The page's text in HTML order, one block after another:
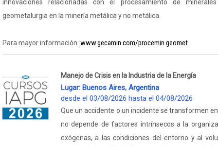
innovaciones relacionadas con el procesamiento de
geometalurgia en la minería metálica y no metálica.
Para mayor información: www.gecamin.com/procemin.geomet
Manejo de Crisis en la Industria de la Energía
Lugar: Buenos Aires, Argentina
desde el 03/08/2026 hasta el 04/08/2026
Que un accidente o un incidente se transformen
no depende de factores intrínsecos a la
exógenas, a las condiciones del entorno y al